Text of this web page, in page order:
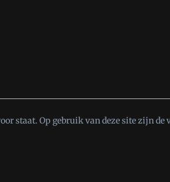
staat. Op gebruik van deze site zijn de